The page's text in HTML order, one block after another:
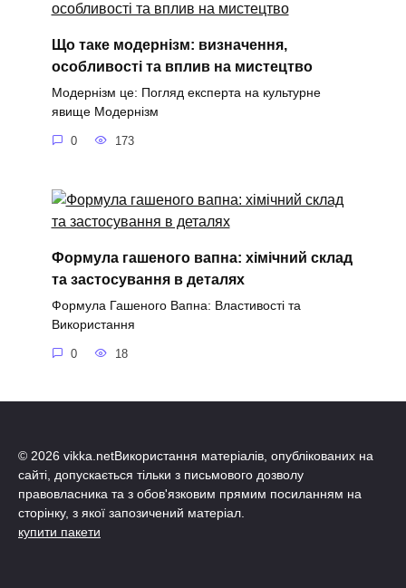
Що таке модернізм: визначення,
особливості та вплив на мистецтво
Модернізм це: Погляд експерта на культурне
явище Модернізм
0 173
Формула гашеного вапна: хімічний склад
та застосування в деталях
Формула Гашеного Вапна: Властивості та
Використання
0 18
© 2026 vikka.netВикористання матеріалів, опублікованих на
сайті, допускається тільки з письмового дозволу
правовласника та з обов'язковим прямим посиланням на
сторінку, з якої запозичений матеріал.
купити пакети